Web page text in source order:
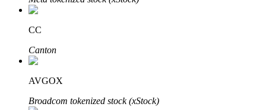
學習理財
了解如何賺取穩定收入
Bitrue AI
CC
Canton
AVGOX
Broadcom tokenized stock (xStock)